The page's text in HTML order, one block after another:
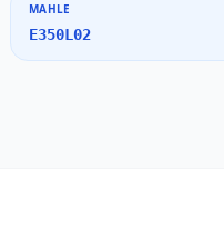
MAHLE
E350L02